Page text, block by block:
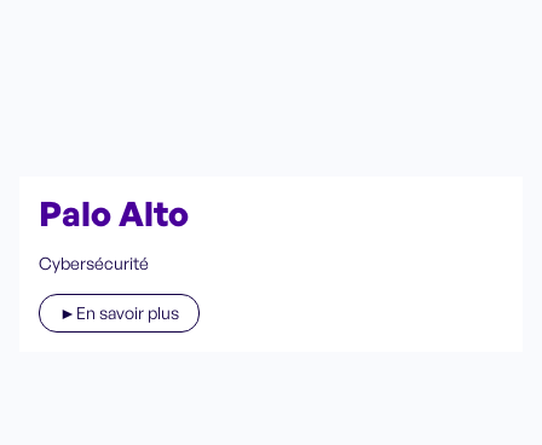
Palo Alto
Cybersécurité
►En savoir plus